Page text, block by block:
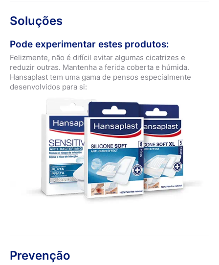
Soluções
Pode experimentar estes produtos:
Felizmente, não é difícil evitar algumas cicatrizes e
reduzir outras. Mantenha a ferida coberta e húmida.
Hansaplast tem uma gama de pensos especialmente
desenvolvidos para si:
Prevenção